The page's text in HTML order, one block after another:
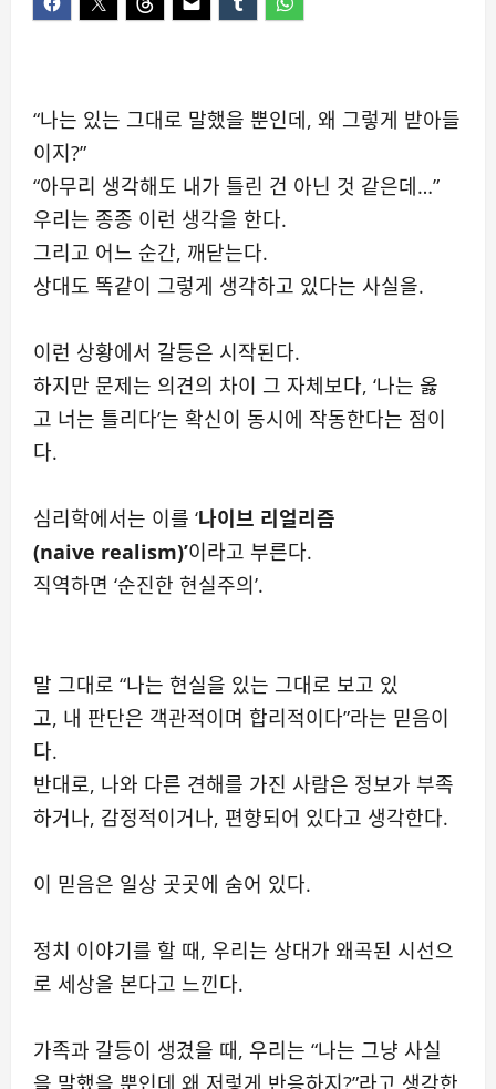
“나는 있는 그대로 말했을 뿐인데, 왜 그렇게 받아들
이지?”
“아무리 생각해도 내가 틀린 건 아닌 것 같은데…”
우리는 종종 이런 생각을 한다.
그리고 어느 순간, 깨닫는다.
상대도 똑같이 그렇게 생각하고 있다는 사실을.
이런 상황에서 갈등은 시작된다.
하지만 문제는 의견의 차이 그 자체보다, ‘나는 옳
고 너는 틀리다’는 확신이 동시에 작동한다는 점이
다.
심리학에서는 이를 ‘나이브 리얼리즘
(naive realism)’이라고 부른다.
직역하면 ‘순진한 현실주의’.
말 그대로 “나는 현실을 있는 그대로 보고 있
고, 내 판단은 객관적이며 합리적이다”라는 믿음이
다.
반대로, 나와 다른 견해를 가진 사람은 정보가 부족
하거나, 감정적이거나, 편향되어 있다고 생각한다.
이 믿음은 일상 곳곳에 숨어 있다.
정치 이야기를 할 때, 우리는 상대가 왜곡된 시선으
로 세상을 본다고 느낀다.
가족과 갈등이 생겼을 때, 우리는 “나는 그냥 사실
을 말했을 뿐인데 왜 저렇게 반응하지?”라고 생각한